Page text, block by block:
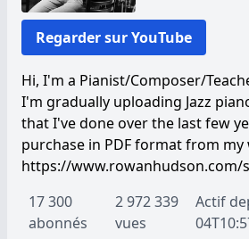
Regarder sur YouTube
Hi, I'm a Pianist/Composer/
I'm gradually uploading Jazz
that I've done over the last few
purchase in PDF format from my
https://www.rowanhudson.com/
17 300
abonnés
2 972 339
vues
Actif